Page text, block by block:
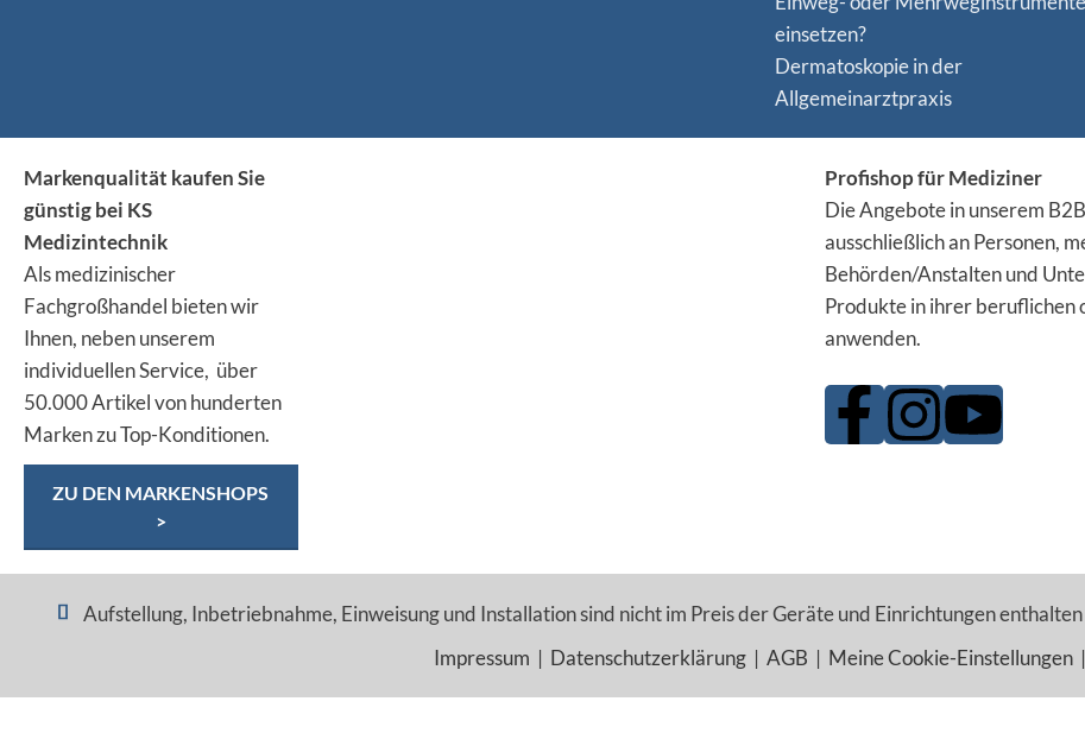
einsetzen?
Dermatoskopie in der
Allgemeinarztpraxis
Markenqualität kaufen Sie
günstig bei KS
Medizintechnik
Als medizinischer
Fachgroßhandel bieten wir
Ihnen, neben unserem
individuellen Service, über
50.000 Artikel von hunderten
Marken zu Top-Konditionen.
ZU DEN MARKENSHOPS
>
Profishop für Mediziner
Die Angebote in unserem
ausschließlich an Personen,
Behörden/Anstalten und
Produkte in ihrer beruflichen
anwenden.
Aufstellung, Inbetriebnahme, Einweisung und Installation sind nicht im Preis der Geräte und Einrichtungen
Impressum | Datenschutzerklärung| AGB | Meine Cookie-Einstellungen|